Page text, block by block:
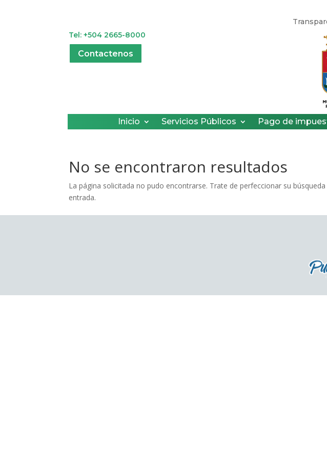
Tel: +504 2665-8000
Contactenos
Inicio Servicios Públicos Pago de
No se encontraron resultados
La página solicitada no pudo encontrarse. Trate de perfeccionar su
entrada.